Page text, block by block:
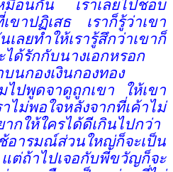
าปฏิเสธ เราก็รู้ว่าเขา
ยทำให้เรารู้สึกว่าเขาก็
ด้รักกับนางเอกหรอก
บนกองเงินกองทอง
ปพูดจาดูถูกเขา ให้เขา
ไม่พอใจหลังจากที่เค้าไม่
กให้ใครได้ดีเกินไปกว่า
อารมณ์ส่วนใหญ่ก็จะเป็น
ต่ถ้าไปเจอกับพี่ขวัญก็จะ